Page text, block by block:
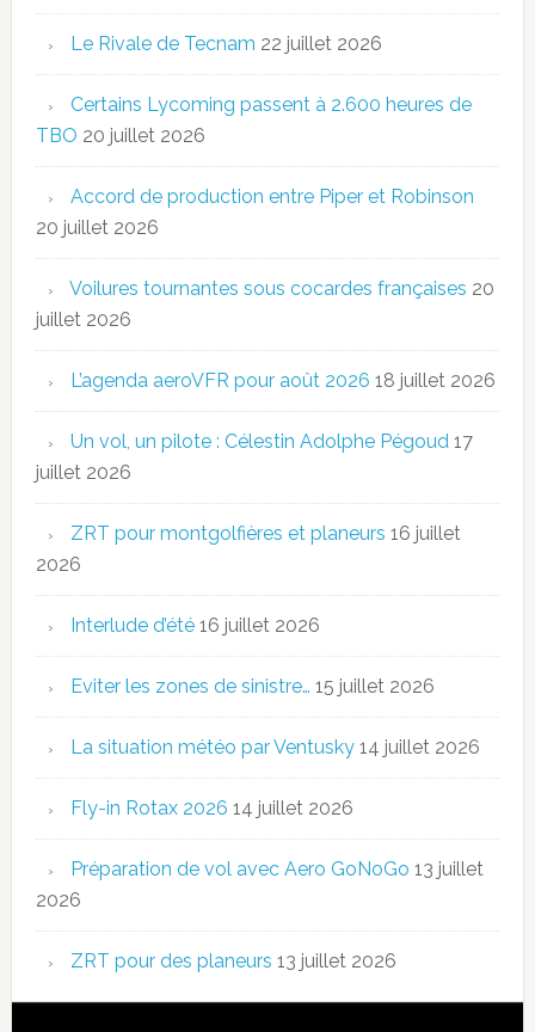
Le Rivale de Tecnam 22 juillet 2026
Certains Lycoming passent à 2.600 heures de
TBO 20 juillet 2026
Accord de production entre Piper et Robinson
20 juillet 2026
Voilures tournantes sous cocardes françaises 20
juillet 2026
L’agenda aeroVFR pour août 2026 18 juillet 2026
Un vol, un pilote : Célestin Adolphe Pégoud 17
juillet 2026
ZRT pour montgolfières et planeurs 16 juillet
2026
Interlude d’été 16 juillet 2026
Eviter les zones de sinistre… 15 juillet 2026
La situation météo par Ventusky 14 juillet 2026
Fly-in Rotax 2026 14 juillet 2026
Préparation de vol avec Aero GoNoGo 13 juillet
2026
ZRT pour des planeurs 13 juillet 2026